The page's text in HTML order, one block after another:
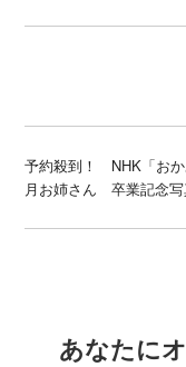
予約殺到！ NHK「お
月お姉さん 卒業記念写
あなたに